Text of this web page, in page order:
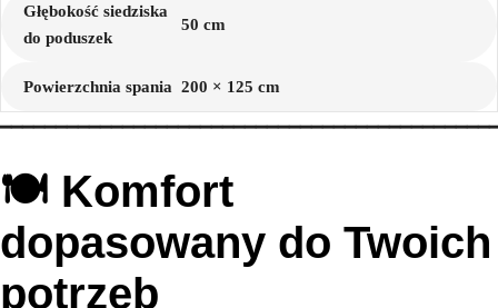
Głębokość siedziska
do poduszek
50 cm
Powierzchnia spania 200 × 125 cm
🍽️ Komfort
dopasowany do Twoich
potrzeb